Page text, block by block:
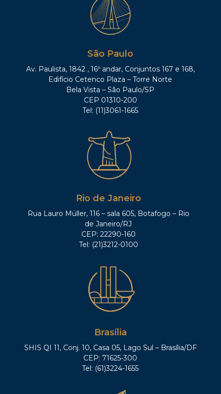
São Paulo
Av. Paulista, 1842 , 16º andar, Conjuntos 167 e 168,
Edifício Cetenco Plaza – Torre Norte
Bela Vista – São Paulo/SP
CEP 01310-200
Tel: (11)3061-1665
Rio de Janeiro
Rua Lauro Müller, 116 – sala 605, Botafogo – Rio
de Janeiro/RJ
CEP: 22290-160
Tel: (21)3212-0100
Brasília
SHIS QI 11, Conj. 10, Casa 05, Lago Sul – Brasília/DF
CEP: 71625-300
Tel: (61)3224-1655